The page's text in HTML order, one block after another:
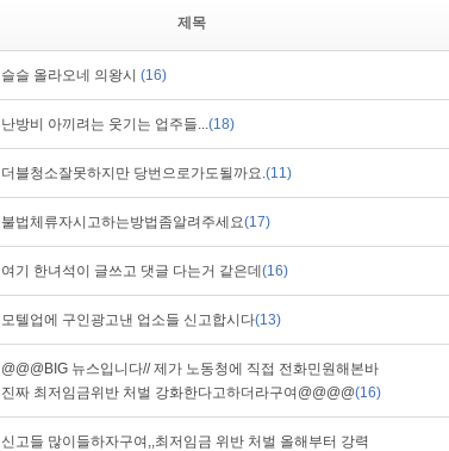
제목
슬슬 올라오네 의왕시 (16)
난방비 아끼려는 웃기는 업주들...(18)
더블청소잘못하지만 당번으로가도될까요.(11)
불법체류자시고하는방법좀알려주세요(17)
여기 한녀석이 글쓰고 댓글 다는거 같은데 (16)
모텔업에 구인광고낸 업소들 신고합시다(13)
@@@BIG 뉴스입니다// 제가 노동청에 직접 전화민원해본바
진짜 최저임금위반 처벌 강화한다고하더라구여@@@@(16)
신고들 많이들하자구여,,최저임금 위반 처벌 올해부터 강력